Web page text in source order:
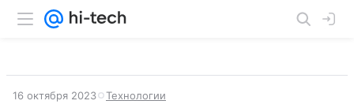
16 октября 2023 Технологии